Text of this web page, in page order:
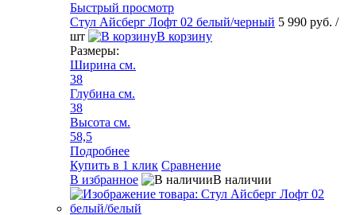
Быстрый просмотр
Стул Айсберг Лофт 02 белый/черный 5 990 руб. /
шт
В корзину
Размеры:
Ширина см.
38
Глубина см.
38
Высота см.
58,5
Подробнее
Купить в 1 клик Сравнение
В избранное
В наличии